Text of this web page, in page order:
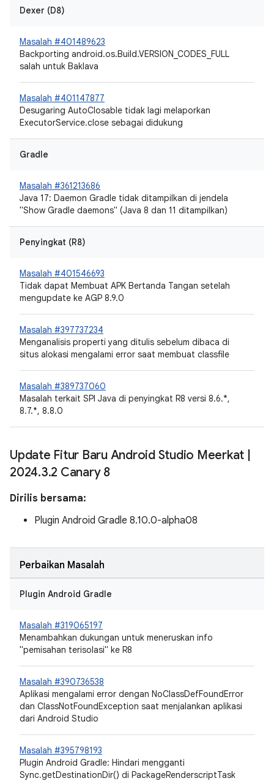
Dexer (D8)
Masalah #401489623
Backporting android.os.Build.VERSION_CODES_FULL
salah untuk Baklava
Masalah #401147877
Desugaring AutoClosable tidak lagi melaporkan
ExecutorService.close sebagai didukung
Gradle
Masalah #361213686
Java 17: Daemon Gradle tidak ditampilkan di jendela
"Show Gradle daemons" (Java 8 dan 11 ditampilkan)
Penyingkat (R8)
Masalah #401546693
Tidak dapat Membuat APK Bertanda Tangan setelah
mengupdate ke AGP 8.9.0
Masalah #397737234
Menganalisis properti yang ditulis sebelum dibaca di
situs alokasi mengalami error saat membuat classfile
Masalah #389737060
Masalah terkait SPI Java di penyingkat R8 versi 8.6.*,
8.7.*, 8.8.0
Update Fitur Baru Android Studio Meerkat
2024.3.2 Canary 8
Dirilis bersama:
Plugin Android Gradle 8.10.0-alpha08
Perbaikan Masalah
Plugin Android Gradle
Masalah #319065197
Menambahkan dukungan untuk meneruskan info
"pemisahan terisolasi" ke R8
Masalah #390736538
Aplikasi mengalami error dengan NoClassDefFoundError
dan ClassNotFoundException saat menjalankan aplikasi
dari Android Studio
Masalah #395798193
Plugin Android Gradle: Hindari mengganti
Sync.getDestinationDir() di PackageRenderscriptTask